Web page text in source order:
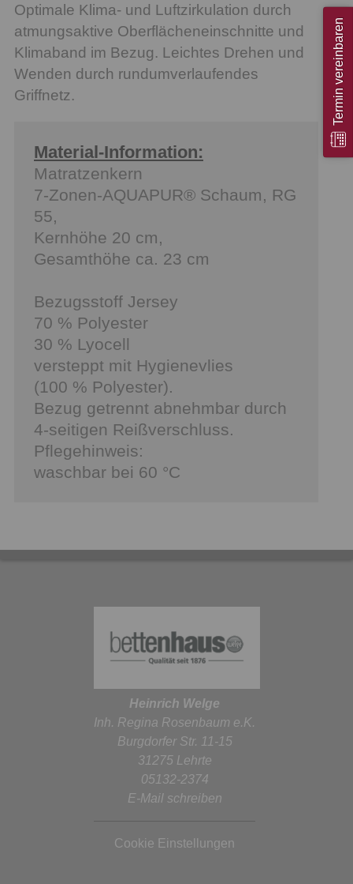
Optimale Klima- und Luftzirkulation durch
atmungsaktive Oberflächeneinschnitte und
Klimaband im Bezug. Leichtes Drehen und
Wenden durch rundumverlaufendes
Griffnetz.
Material-Information:
Matratzenkern
7-Zonen-AQUAPUR® Schaum, RG
55,
Kernhöhe 20 cm,
Gesamthöhe ca. 23 cm
Bezugsstoff Jersey
70 % Polyester
30 % Lyocell
versteppt mit Hygienevlies
(100 % Polyester).
Bezug getrennt abnehmbar durch
4-seitigen Reißverschluss.
Pflegehinweis:
waschbar bei 60 °C
Heinrich Welge
Inh. Regina Rosenbaum e.K.
Burgdorfer Str. 11-15
31275 Lehrte
05132-2374
E-Mail schreiben
Cookie Einstellungen
Termin vereinbaren